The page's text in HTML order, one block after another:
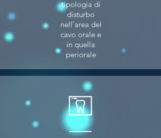
tipologia di
disturbo
nell’area del
cavo orale e
in quella
periorale